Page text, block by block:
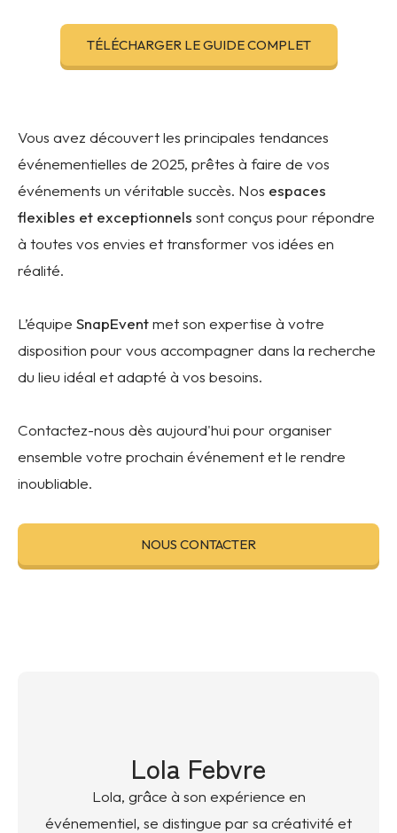
TÉLÉCHARGER LE GUIDE COMPLET
Vous avez découvert les principales tendances
événementielles de 2025, prêtes à faire de vos
événements un véritable succès. Nos espaces
flexibles et exceptionnels sont conçus pour répondre
à toutes vos envies et transformer vos idées en
réalité.
L’équipe SnapEventmet son expertise à votre
disposition pour vous accompagner dans la recherche
du lieu idéal et adapté à vos besoins.
Contactez-nous dès aujourd'hui pour organiser
ensemble votre prochain événement et le rendre
inoubliable.
NOUS CONTACTER
Lola Febvre
Lola, grâce à son expérience en
événementiel, se distingue par sa créativité et